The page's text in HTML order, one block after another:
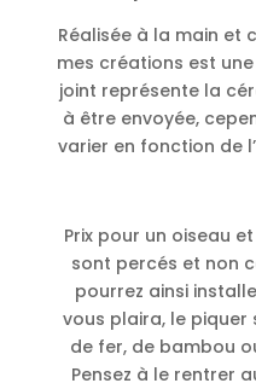
Réalisée à la main et
mes créations est
joint représente la
à être envoyée,
varier en fonction de
Prix pour un oiseau
sont percés et non
pourrez ainsi
vous plaira, le piquer
de fer, de bambou
Pensez à le rentrer